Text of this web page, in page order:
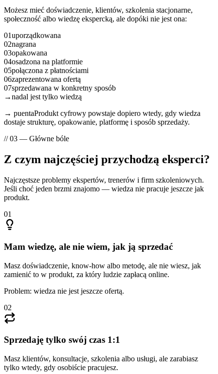
Możesz mieć doświadczenie, klientów, szkolenia stacjonarne,
społeczność albo wiedzę ekspercką, ale dopóki nie jest ona:
01uporządkowana
02nagrana
03opakowana
04osadzona na platformie
05połączona z płatnościami
06zaprezentowana ofertą
07sprzedawana w konkretny sposób
→nadal jest tylko wiedzą
→ puentaProdukt cyfrowy powstaje dopiero wtedy, gdy wiedza
dostaje strukturę, opakowanie, platformę i sposób sprzedaży.
// 03 — Główne bóle
Z czym najczęściej przychodzą eksperci?
Najczęstsze problemy ekspertów, trenerów i firm szkoleniowych.
Jeśli choć jeden brzmi znajomo — wiedza nie pracuje jeszcze jak
produkt.
01
Mam wiedzę, ale nie wiem, jak ją sprzedać
Masz doświadczenie, know-how albo metodę, ale nie wiesz, jak
zamienić to w produkt, za który ludzie zapłacą online.
Problem: wiedza nie jest jeszcze ofertą.
02
Sprzedaję tylko swój czas 1:1
Masz klientów, konsultacje, szkolenia albo usługi, ale zarabiasz
tylko wtedy, gdy osobiście pracujesz.